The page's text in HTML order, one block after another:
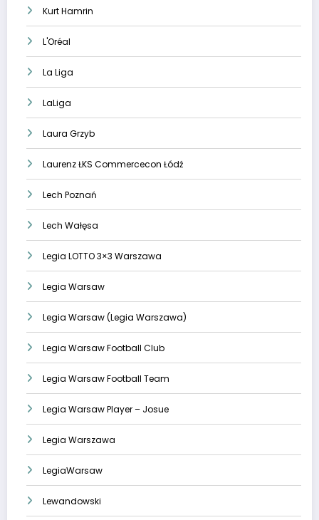
Kurt Hamrin
L'Oréal
La Liga
LaLiga
Laura Grzyb
Laurenz ŁKS Commercecon Łódź
Lech Poznań
Lech Wałęsa
Legia LOTTO 3×3 Warszawa
Legia Warsaw
Legia Warsaw (Legia Warszawa)
Legia Warsaw Football Club
Legia Warsaw Football Team
Legia Warsaw Player – Josue
Legia Warszawa
LegiaWarsaw
Lewandowski